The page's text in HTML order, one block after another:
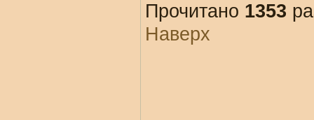
Прочитано 1353
Наверх